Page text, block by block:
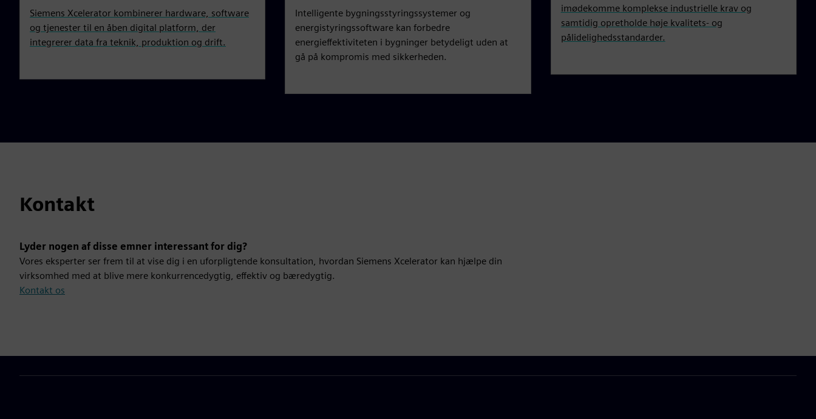
Siemens Xcelerator kombinerer hardware, software
og tjenester til en åben digital platform, der
integrerer data fra teknik, produktion og drift.
Intelligente bygningsstyringssystemer og
energistyringssoftware kan forbedre
energieffektiviteten i bygninger betydeligt uden at
gå på kompromis med sikkerheden.
imødekomme komplekse industrielle krav og
samtidig opretholde høje kvalitets- og
pålidelighedsstandarder.
Kontakt
Lyder nogen af disse emner interessant for dig?
Vores eksperter ser frem til at vise dig i en uforpligtende konsultation, hvordan Siemens Xcelerator kan hjælpe din
virksomhed med at blive mere konkurrencedygtig, effektiv og bæredygtig.
Kontakt os